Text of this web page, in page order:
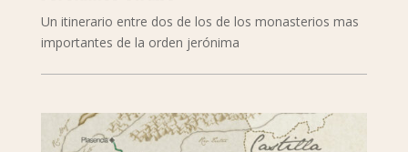
Un itinerario entre dos de los de los monasterios mas
importantes de la orden jerónima